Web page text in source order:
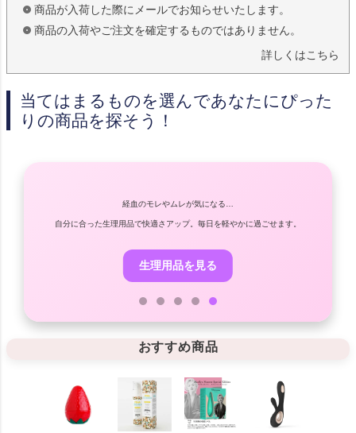
商品が入荷した際にメールでお知らせいたします。
商品の入荷やご注文を確定するものではありません。
詳しくはこちら
当てはまるものを選んであなたにぴった
りの商品を探そう！
経血のモレやムレが気になる…
自分に合った生理用品で快適さアップ。毎日を軽やかに過ごせます。
生理用品を見る
おすすめ商品